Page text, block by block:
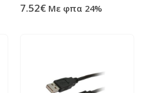
0out of 5
7.52€ Με φπα 24%